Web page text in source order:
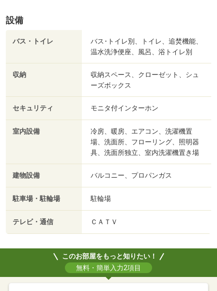
設備
バス・トイレ
バス･トイレ別、トイレ、追焚機能、
温水洗浄便座、風呂、浴トイレ別
収納
収納スペース、クローゼット、シュ
ーズボックス
セキュリティ モニタ付インターホン
室内設備
冷房、暖房、エアコン、洗濯機置
場、洗面所、フローリング、照明器
具、洗面所独立、室内洗濯機置き場
建物設備 バルコニー、プロパンガス
駐車場・駐輪場 駐輪場
テレビ・通信 ＣＡＴＶ
このお部屋をもっと知りたい！
無料・簡単入力2項目